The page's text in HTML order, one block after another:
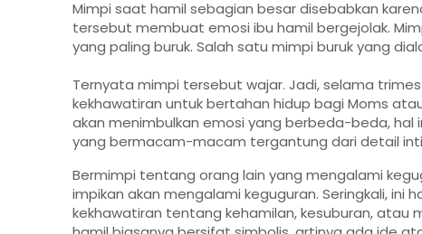
Mimpi saat hamil sebagian besar disebabkan
tersebut membuat emosi ibu hamil bergejolak.
yang paling buruk. Salah satu mimpi buruk yang
Ternyata mimpi tersebut wajar. Jadi, selama
kekhawatiran untuk bertahan hidup bagi Moms
akan menimbulkan emosi yang berbeda-beda, hal
yang bermacam-macam tergantung dari detail
Bermimpi tentang orang lain yang mengalami
impikan akan mengalami keguguran. Seringkali, ini
kekhawatiran tentang kehamilan, kesuburan, atau